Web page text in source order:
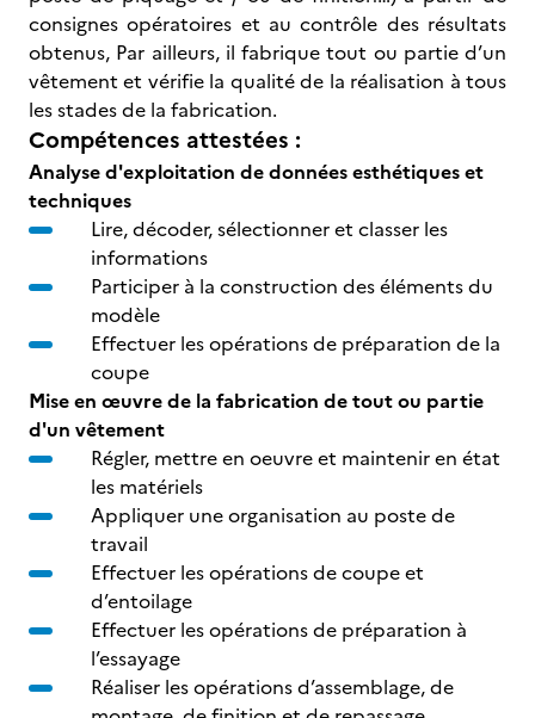
consignes opératoires et au contrôle des résultats
obtenus, Par ailleurs, il fabrique tout ou partie d’un
vêtement et vérifie la qualité de la réalisation à tous
les stades de la fabrication.
Compétences attestées :
Analyse d'exploitation de données esthétiques et
techniques
Lire, décoder, sélectionner et classer les
informations
Participer à la construction des éléments du
modèle
Effectuer les opérations de préparation de la
coupe
Mise en œuvre de la fabrication de tout ou partie
d'un vêtement
Régler, mettre en oeuvre et maintenir en état
les matériels
Appliquer une organisation au poste de
travail
Effectuer les opérations de coupe et
d’entoilage
Effectuer les opérations de préparation à
l’essayage
Réaliser les opérations d’assemblage, de